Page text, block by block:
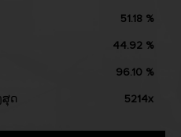
51.18 %
44.92 %
96.10 %
ສຸດ 5214x